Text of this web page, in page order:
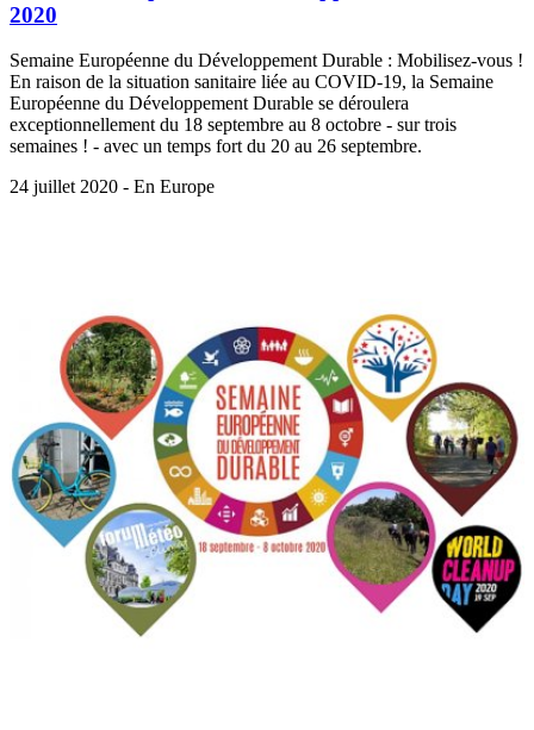
2020
Semaine Européenne du Développement Durable : Mobilisez-vous !
En raison de la situation sanitaire liée au COVID-19, la Semaine
Européenne du Développement Durable se déroulera
exceptionnellement du 18 septembre au 8 octobre - sur trois
semaines ! - avec un temps fort du 20 au 26 septembre.
24 juillet 2020 - En Europe